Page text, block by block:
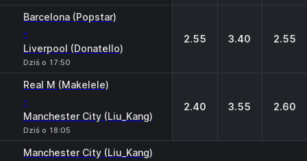
Barcelona (Popstar)
-
Liverpool (Donatello)
Dziś o 17:50
2.55 3.40 2.55
Real M (Makelele)
-
Manchester City (Liu_Kang)
Dziś o 18:05
2.40 3.55 2.60
Manchester City (Liu_Kang)